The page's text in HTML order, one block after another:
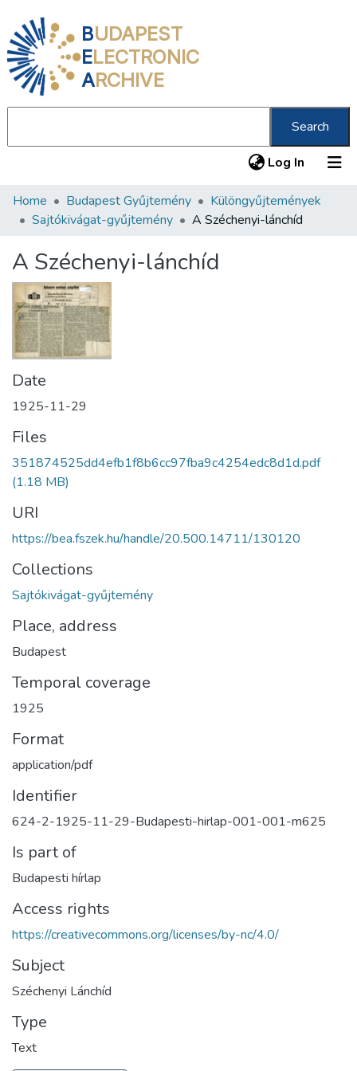
BUDAPEST
ELECTRONIC
ARCHIVE
Search
Log In (current)
Communities & Collections
Statistics
About us
Home Budapest Gyűjtemény
Különgyűjtemények
Sajtókivágat-gyűjtemény
A Széchenyi-lánchíd
A Széchenyi-lánchíd
Date
1925-11-29
Files
351874525dd4efb1f8b6cc97fba9c4254edc8d1d.pdf
(1.18 MB)
URI
https://bea.fszek.hu/handle/20.500.14711/130120
Collections
Sajtókivágat-gyűjtemény
Place, address
Budapest
Temporal coverage
1925
Format
application/pdf
Identifier
624-2-1925-11-29-Budapesti-hirlap-001-001-m625
Is part of
Budapesti hírlap
Access rights
https://creativecommons.org/licenses/by-nc/4.0/
Subject
Széchenyi Lánchíd
Type
Text